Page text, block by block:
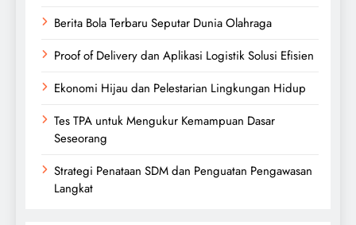
Berita Bola Terbaru Seputar Dunia Olahraga
Proof of Delivery dan Aplikasi Logistik Solusi Efisien
Ekonomi Hijau dan Pelestarian Lingkungan Hidup
Tes TPA untuk Mengukur Kemampuan Dasar
Seseorang
Strategi Penataan SDM dan Penguatan Pengawasan
Langkat